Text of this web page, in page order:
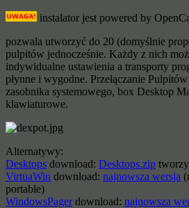
instalator jest powered by
pozwala utworzyć do 20 (domyślnie
pulpitów jednocześnie. Każdy z nich
indywidualne ustawienia a transporty
płynne i wygodne. Przełączanie
zasobnika systemowego, box Desktop
klawiaturowe.
Alternatywy:
Desktops download: Desktops.zip
VirtuaWin download: najnowsza wersja
portable)
WindowsPagerdownload: najnowsza